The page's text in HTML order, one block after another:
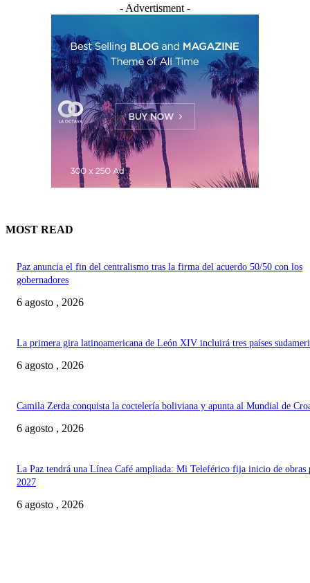
- Advertisment -
MOST READ
Paz anuncia el fin del centralismo tras la firma del acuerdo 50/50 con los
gobernadores
6 agosto , 2026
La primera gira latinoamericana de León XIV incluirá tres países
6 agosto , 2026
Camila Zerda conquista la coctelería boliviana y apunta al Mundial de
6 agosto , 2026
La Paz tendrá una Línea Café ampliada: Mi Teleférico fija inicio de obras
2027
6 agosto , 2026